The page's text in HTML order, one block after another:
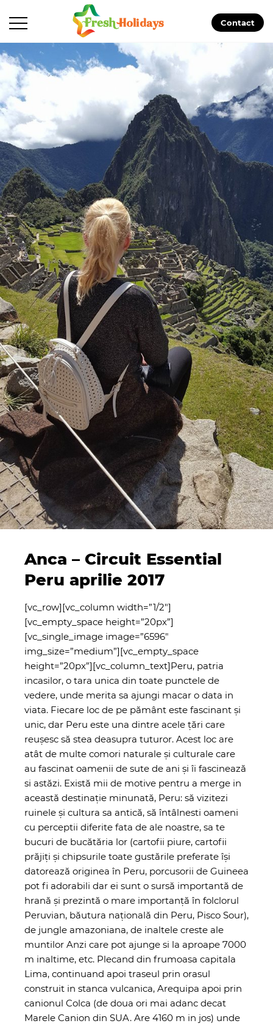
Contact
Anca – Circuit Essential
Peru aprilie 2017
[vc_row][vc_column width=”1/2″]
[vc_empty_space height=”20px”]
[vc_single_image image=”6596″
img_size=”medium”][vc_empty_space
height=”20px”][vc_column_text]Peru, patria
incasilor, o tara unica din toate punctele de
vedere, unde merita sa ajungi macar o data in
viata. Fiecare loc de pe pământ este fascinant și
unic, dar Peru este una dintre acele țări care
reușesc să stea deasupra tuturor. Acest loc are
atât de multe comori naturale și culturale care
au fascinat oamenii de sute de ani și îi fascinează
si astăzi. Există mii de motive pentru a merge in
această destinație minunată, Peru: să vizitezi
ruinele și cultura sa antică, să întâlnesti oameni
cu perceptii diferite fata de ale noastre, sa te
bucuri de bucătăria lor (cartofii piure, cartofii
prăjiți și chipsurile toate gustările preferate își
datorează originea în Peru, porcusorii de Guineea
pot fi adorabili dar ei sunt o sursă importantă de
hrană și prezintă o mare importanță în folclorul
Peruvian, băutura națională din Peru, Pisco Sour),
de jungle amazoniana, de inaltele creste ale
muntilor Anzi care pot ajunge si la aproape 7000
m inaltime, etc. Plecand din frumoasa capitala
Lima, continuand apoi traseul prin orasul
construit in stanca vulcanica, Arequipa apoi prin
canionul Colca (de doua ori mai adanc decat
Marele Canion din SUA. Are 4160 m in jos) unde